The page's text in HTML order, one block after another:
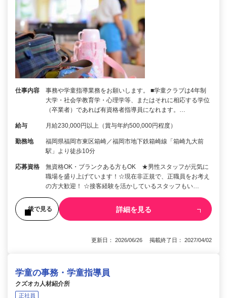
仕事内容
事務や学童指導業務をお願いします。 ■学童クラブは4年制
大学・社会学教育学・心理学等、またはそれに相応する学位
（卒業者）であれば有資格者指導員になれます。…
給与 月給230,000円以上（賞与年約500,000円程度）
勤務地
福岡県福岡市東区箱崎／福岡市地下鉄箱崎線「箱崎九大前
駅」より徒歩10分
応募資格
無資格OK・ブランクある方もOK ★男性スタッフが元気に
職場を盛り上げています！☆現在非正規で、正職員をお考え
の方大歓迎！ ☆接客経験を活かしているスタッフもい…
後で見る 詳細を見る
更新日： 2026/06/26 掲載終了日： 2027/04/02
学童の事務・学童指導員
クズオカ人材紹介所
正社員